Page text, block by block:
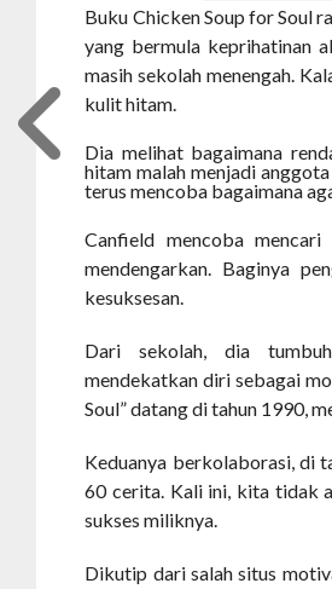
Buku Chicken Soup for Soul
yang bermula keprihatinan
masih sekolah menengah.
kulit hitam.
Dia melihat bagaimana
hitam malah menjadi
terus mencoba bagaimana
Canfield mencoba
mendengarkan. Baginya
kesuksesan.
Dari sekolah, dia
mendekatkan diri sebagai
Soul” datang di tahun 1990,
Keduanya berkolaborasi, di
60 cerita. Kali ini, kita tidak
sukses miliknya.
Dikutip dari salah situs